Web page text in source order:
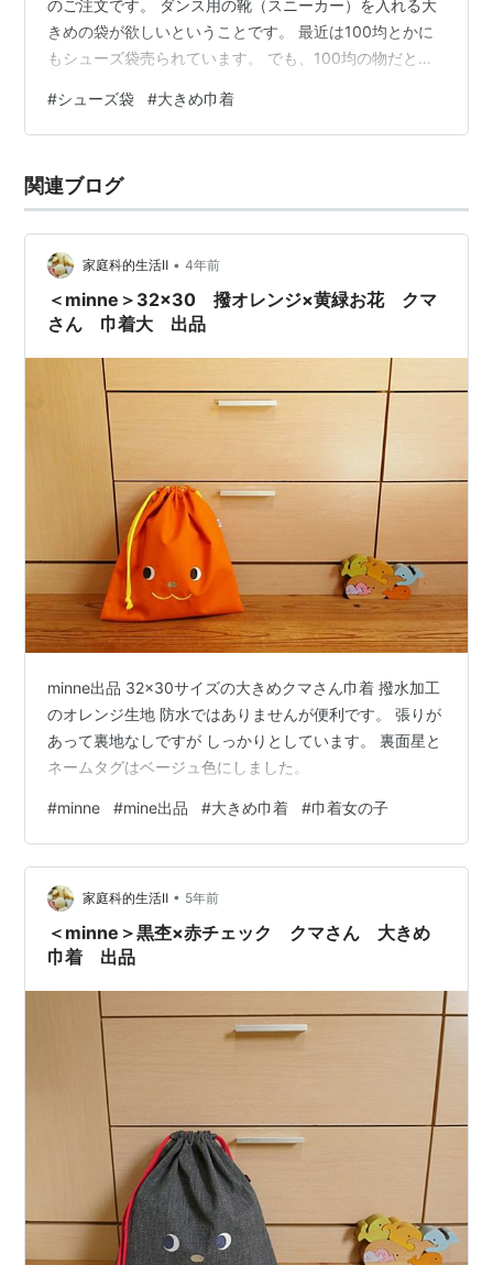
のご注文です。 ダンス用の靴（スニーカー）を入れる大
きめの袋が欲しいということです。 最近は100均とかに
もシューズ袋売られています。 でも、100均の物だと人
クラブや部活など人がたくさん集まるようなところで使
うものだと、人と混ざってしまって小さい子はどれが自
れません。 本人のお気に入りの柄で作れば、パッと見て
自分のだと分かりやすくなり便利ですよね。 シューズ袋
#シューズ袋 #大きめ巾着
関連ブログ
家庭科的生活Ⅱ • 4年前
＜minne＞32×30 撥オレンジ×黄緑お花 クマ
さん 巾着大 出品
minne出品 32×30サイズの大きめクマさん巾着 撥水加工
のオレンジ生地 防水ではありませんが便利です。 張りが
あって裏地なしですが しっかりとしています。 裏面星と
ネームタグはベージュ色にしました。
#minne #mine出品 #大きめ巾着 #巾着女の子
家庭科的生活Ⅱ • 5年前
＜minne＞黒杢×赤チェック クマさん 大きめ
巾着 出品